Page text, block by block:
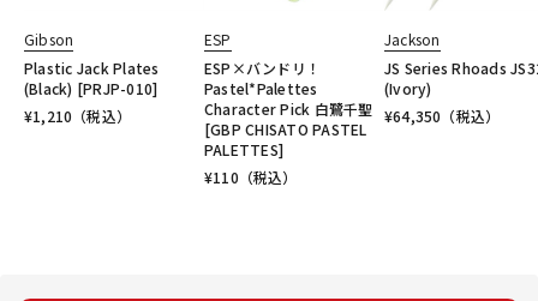
Gibson
Plastic Jack Plates
(Black) [PRJP-010]
¥1,210 （税込）
ESP
ESP×バンドリ！
Pastel*Palettes
Character Pick 白鷺千聖
[GBP CHISATO PASTEL
PALETTES]
¥110 （税込）
Jackson
JS Series Rhoads
(Ivory)
¥64,350 （税込）